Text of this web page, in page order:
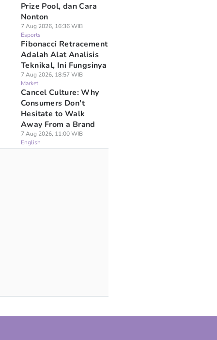
Prize Pool, dan Cara
Nonton
7 Aug 2026, 16:36 WIB
Esports
Fibonacci Retracement
Adalah Alat Analisis
Teknikal, Ini Fungsinya
7 Aug 2026, 18:57 WIB
Market
Cancel Culture: Why
Consumers Don't
Hesitate to Walk
Away From a Brand
7 Aug 2026, 11:00 WIB
English